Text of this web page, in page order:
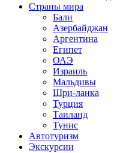
Страны мира
Бали
Азербайджан
Аргентина
Египет
ОАЭ
Израиль
Мальдивы
Шри-ланка
Турция
Таиланд
Тунис
Автотуризм
Экскурсии